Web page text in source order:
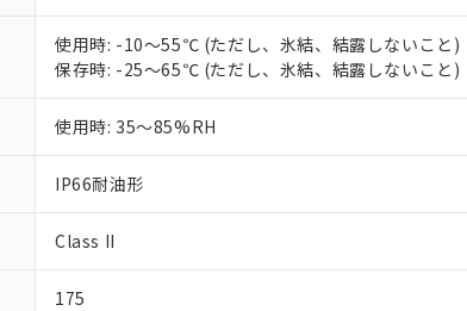
使用時: -10～55℃ (ただし、氷結、結露しないこと)
保存時: -25～65℃ (ただし、氷結、結露しないこと)
使用時: 35～85%RH
IP66耐油形
Class II
175
在庫状況および標準価格結果を当社の事前
す。
マイパーツ機能（部品リスト作成サービス
ている必要があります。
が、当社の製品・サービスに関するお客様
さい。
※当社の共同利用者とは、
いる法人を指します。
部品在庫の切り替え状況などにより、予定月が
※3 非含有証明書ダウンロード
EU RoHS指令（10物質）の非含有証明書
51物質の非含有証明書（当社基準）
※本証明書は発行日時点で非含有を証明するもの
また、RoHS指令のフタル酸エステル類４物質
「ｅ」：有害物質（10物質）のすべてが基準値以
「10」：通常の使用状況下において有害物質が
味します。
「－」：未確認です。当社販売部門へお問い合わ
たしません。
－
在庫なし(最新の在庫状況については、
機器販売店・当社販売員にご確認くださ
空
白
受注生産機種、また在庫状況の情報を